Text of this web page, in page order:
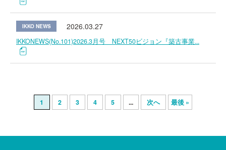
事業紹介
ESTATE
IKKO NEWS 2026.03.27
IKKONEWS(No.101)2026.3月号 NEXT50ビジョン『築古事業...
1 2 3 4 5 ... 次へ 最後 »